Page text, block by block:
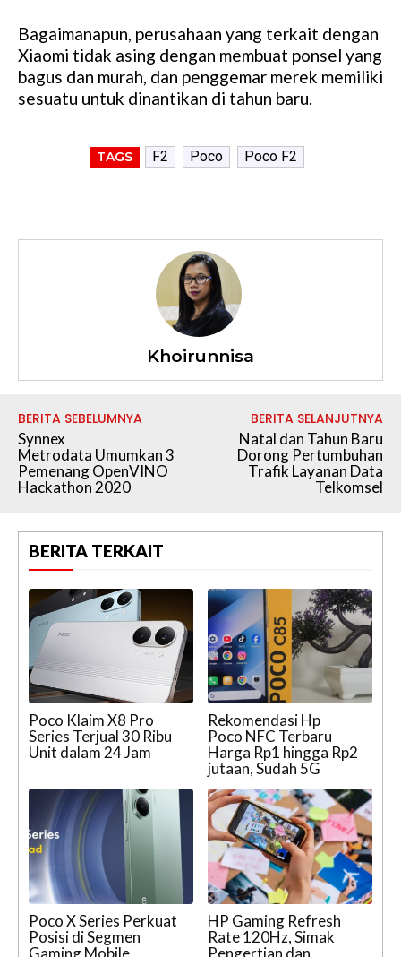
Bagaimanapun, perusahaan yang terkait dengan
Xiaomi tidak asing dengan membuat ponsel yang
bagus dan murah, dan penggemar merek memiliki
sesuatu untuk dinantikan di tahun baru.
TAGS F2 Poco Poco F2
Khoirunnisa
BERITA SEBELUMNYA
Synnex
Metrodata Umumkan 3
Pemenang OpenVINO
Hackathon 2020
BERITA SELANJUTNYA
Natal dan Tahun Baru
Dorong Pertumbuhan
Trafik Layanan Data
Telkomsel
BERITA TERKAIT
Poco Klaim X8 Pro
Series Terjual 30 Ribu
Unit dalam 24 Jam
Rekomendasi Hp
Poco NFC Terbaru
Harga Rp1 hingga Rp2
jutaan, Sudah 5G
Poco X Series Perkuat
Posisi di Segmen
Gaming Mobile
HP Gaming Refresh
Rate 120Hz, Simak
Pengertian dan